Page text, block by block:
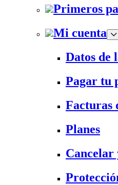
Primeros
Mi cuenta
Datos de
Pagar tu
Facturas
Planes